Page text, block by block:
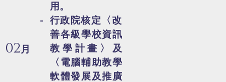
02月
用。
行政院核定〈改
善各級學校資訊
教學計畫〉及
〈電腦輔助教學
軟體發展及推廣